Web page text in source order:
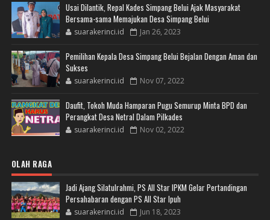
Usai Dilantik, Repal Kades Simpang Belui Ajak Masyarakat
Bersama-sama Memajukan Desa Simpang Belui
suarakerinci.id Jan 26, 2023
Pemilihan Kepala Desa Simpang Belui Bejalan Dengan Aman dan
Sukses
suarakerinci.id Nov 07, 2022
Daufit, Tokoh Muda Hamparan Pugu Semurup Minta BPD dan
Perangkat Desa Netral Dalam Pilkades
suarakerinci.id Nov 02, 2022
OLAH RAGA
Jadi Ajang Silatulrahmi, PS All Star IPKM Gelar Pertandingan
Persahabaran dengan PS All Star Ipuh
suarakerinci.id Jun 18, 2023